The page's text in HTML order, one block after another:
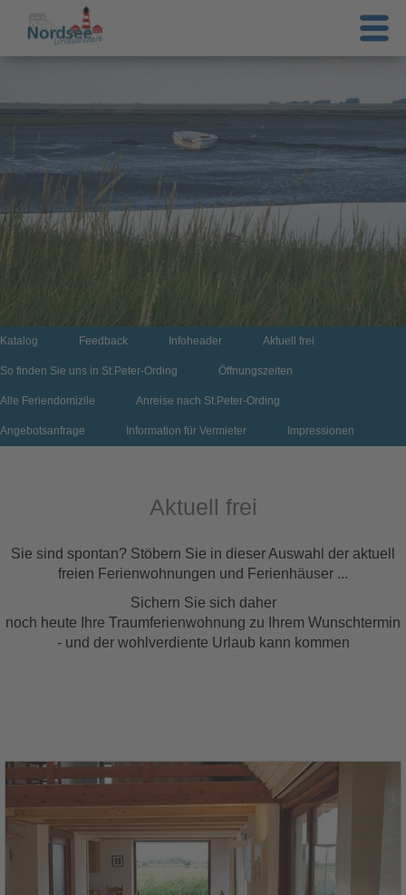
Katalog Feedback Infoheader Aktuell frei
So finden Sie uns in St.Peter-Ording Öffnungszeiten
Alle Feriendomizile Anreise nach St.Peter-Ording
Angebotsanfrage Information für Vermieter Impressionen
Aktuell frei
Sie sind spontan? Stöbern Sie in dieser Auswahl der aktuell
freien Ferienwohnungen und Ferienhäuser ...
Sichern Sie sich daher
noch heute Ihre Traumferienwohnung zu Ihrem Wunschtermin
- und der wohlverdiente Urlaub kann kommen